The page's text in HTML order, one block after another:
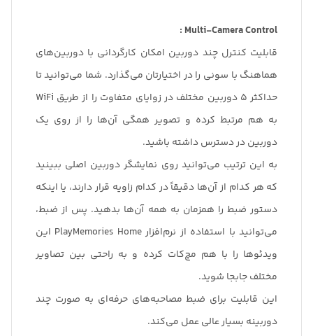
Multi-Camera Control :
قابلیت کنترل چند دوربین امکان کارگردانی با دوربین‌های
هماهنگ با سونی را در اختیارتان می‌گذارد. شما می‌توانید تا
حداکثر 5 دوربین مختلف در زوایای متفاوت را از طریق WiFi
به هم مرتبط کرده و تصویر همگی آن‌ها را از روی یک
دوربین در دسترس داشته باشید.
به این ترتیب می‌توانید روی نمایشگر دوربین اصلی ببینید
که هر کدام از آن‌ها دقیقاً در کدام زاویه قرار دارند، یا اینکه
دستور ضبط را همزمان به همه آن‌ها بدهید. پس از ضبط،
می‌توانید با استفاده از نرم‌افزار PlayMemories Home این
ویدئو‌ها را با هم مچ‌کات کرده و به راحتی بین تصاویر
مختلف جابجا شوید.
این قابلیت برای ضبط مصاحبه‌های حرفه‌ای به صورت چند
دوربینه بسیار عالی عمل می‌کند.